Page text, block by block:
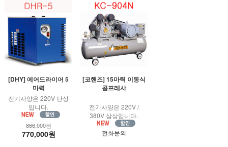
[DHY] 에어드라이어 5
마력
전기사양은 220V 단상
입니다.
866,000원
770,000원
[코핸즈] 15마력 이동식
콤프레샤
전기사양은 220V /
380V 삼상입니다.
전화문의